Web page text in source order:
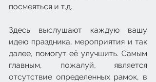
посмеяться и т.д.
Здесь выслушают каждую вашу
идею праздника, мероприятия и так
далее, помогут её улучшить. Самым
главным, пожалуй, является
отсутствие определенных рамок, в